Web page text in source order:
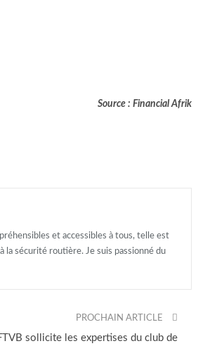
Source : Financial Afrik
et accessibles à tous, telle est
la sécurité routière. Je suis passionné du
PROCHAIN ARTICLE
sollicite les expertises du club de